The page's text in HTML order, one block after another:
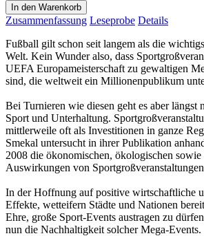
In den Warenkorb
Zusammenfassung Leseprobe Details
Fußball gilt schon seit langem als die
Welt. Kein Wunder also, dass
UEFA Europameisterschaft zu gewaltigen
sind, die weltweit ein Millionenpublikum
Bei Turnieren wie diesen geht es aber längst
Sport und Unterhaltung.
mittlerweile oft als Investitionen in ganze
Smekal untersucht in ihrer Publikation
2008 die ökonomischen, ökologischen sowie
Auswirkungen von
In der Hoffnung auf positive wirtschaftliche
Effekte, wetteifern Städte und Nationen
Ehre, große Sport-Events austragen zu
nun die Nachhaltigkeit solcher Mega-Events.